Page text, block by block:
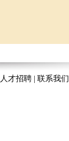
人才招聘 | 联系我们